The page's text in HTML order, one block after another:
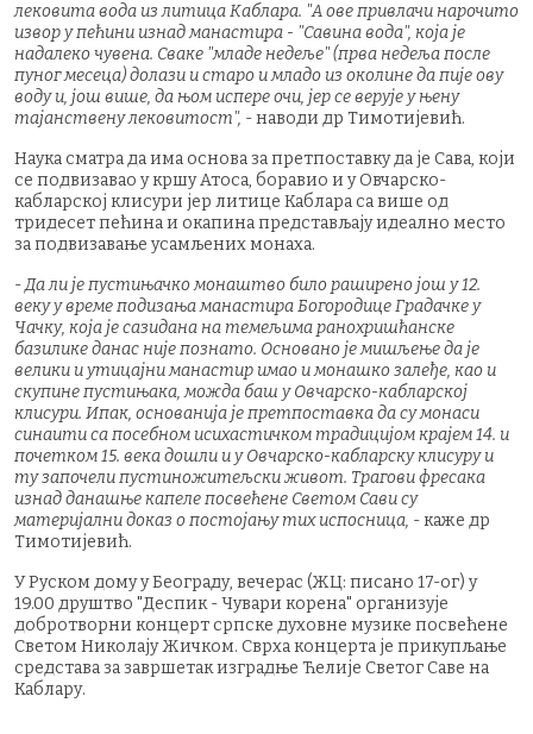
лековита вода из литица Каблара. "А ове привлачи нарочито
извор у пећини изнад манастира - "Савина вода", која је
надалеко чувена. Сваке "младе недеље" (прва недеља после
пуног месеца) долази и старо и младо из околине да пије ову
воду и, још више, да њом испере очи, јер се верује у њену
тајанствену лековитост", - наводи др Тимотијевић.
Наука сматра да има основа за претпоставку да је Сава, који
се подвизавао у кршу Атоса, боравио и у Овчарско-
кабларској клисури јер литице Каблара са више од
тридесет пећина и окапина представљају идеално место
за подвизавање усамљених монаха.
-Да ли је пустињачко монаштво било раширено још у 12.
веку у време подизања манастира Богородице Градачке у
Чачку, која је сазидана на темељима ранохришћанске
базилике данас није познато. Основано је мишљење да је
велики и утицајни манастир имао и монашко залеђе, као и
скупине пустињака, можда баш у Овчарско-кабларској
клисури. Ипак, основанија је претпоставка да су монаси
синаити са посебном исихастичком традицијом крајем 14. и
почетком 15. века дошли и у Овчарско-кабларску клисуру и
ту започели пустиножитељски живот. Трагови фресака
изнад данашње капеле посвећене Светом Сави су
материјални доказ о постојању тих испосница, - каже др
Тимотијевић.
У Руском дому у Београду, вечерас (ЖЦ: писано 17-ог) у
19.00 друштво "Деспик - Чувари корена" организује
добротворни концерт српске духовне музике посвећене
Светом Николају Жичком. Сврха концерта је прикупљање
средстава за завршетак изградње Ћелије Светог Саве на
Каблару.